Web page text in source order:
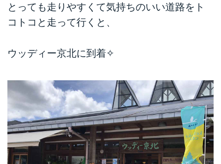
とっても走りやすくて気持ちのいい道路をト
コトコと走って行くと、
ウッディー京北に到着✧